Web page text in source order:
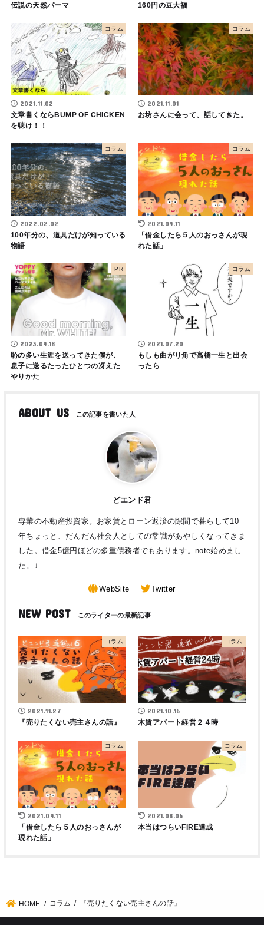
伝説の天然パーマ 160円の豆大福
コラム
2021.11.02
文章書くならBUMP OF CHICKEN
を聴け！！
コラム
2021.11.01
お坊さんに会って、話してきた。
コラム
2022.02.02
100年分の、道具だけが知っている
物語
コラム
2021.09.11
「借金したら５人のおっさんが現
れた話」
PR
2023.09.18
恥の多い生涯を送ってきた僕が、
息子に送るたったひとつの冴えた
やりかた
コラム
2021.07.20
もしも曲がり角で高橋一生と出会
ったら
ABOUT US
どエンド君
専業の不動産投資家。お家賃とローン返済の隙間で暮らして10
年ちょっと、だんだん社会人としての常識があやしくなってきま
した。借金5億円ほどの多重債務者でもあります。note始めまし
た。↓
WebSite Twitter
NEW POST
コラム
2021.11.27
『売りたくない売主さんの話』
コラム
2021.10.16
木賃アパート経営２４時
コラム
2021.09.11
「借金したら５人のおっさんが
現れた話」
コラム
2021.08.06
本当はつらいFIRE達成
HOME コラム 『売りたくない売主さんの話』